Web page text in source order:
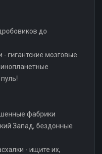
до
гигантские мозговые
фабрики
Запад, бездонные
- ищите их,